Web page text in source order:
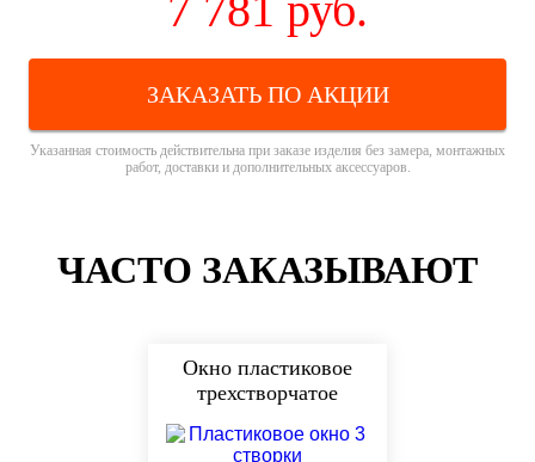
ЗАКАЗАТЬ ПО АКЦИИ
Указанная стоимость действительна при заказе изделия без замера, монтажных
работ, доставки и дополнительных аксессуаров.
ЧАСТО ЗАКАЗЫВАЮТ
Окно пластиковое
трехстворчатое